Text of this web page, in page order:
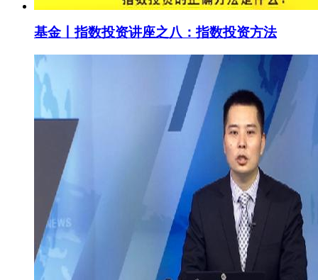
基金丨指数投资讲座之八：指数投资方法